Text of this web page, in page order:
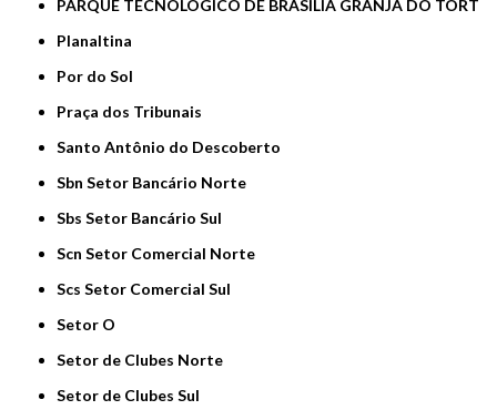
PARQUE TECNOLOGICO DE BRASILIA GRANJA DO TORT
Planaltina
Por do Sol
Praça dos Tribunais
Santo Antônio do Descoberto
Sbn Setor Bancário Norte
Sbs Setor Bancário Sul
Scn Setor Comercial Norte
Scs Setor Comercial Sul
Setor O
Setor de Clubes Norte
Setor de Clubes Sul